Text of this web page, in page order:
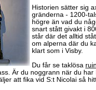
Historien sätter sig
gränderna - 1200-
högre än vad du
snart stått givakt i
står där det alltid
om alperna där du
klart som i Visby.
Du får se taklösa
Är du noggrann när du
att fika vid S:t Nicolai så